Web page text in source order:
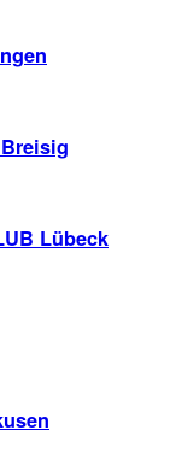
Lübeck